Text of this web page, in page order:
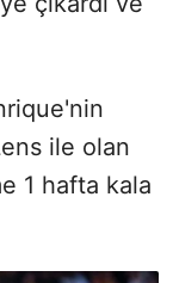
ile olan
1 hafta kala